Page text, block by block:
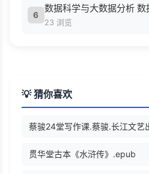
6
23 浏览
💡 猜你喜欢
蔡骏24堂写作课.蔡骏.长江文艺
贯华堂古本《水浒传》.epub